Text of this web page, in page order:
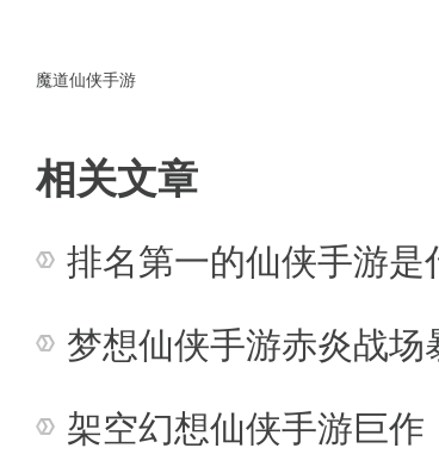
魔道仙侠手游
相关文章
排名第一的仙侠手游是
梦想仙侠手游赤炎战
架空幻想仙侠手游巨